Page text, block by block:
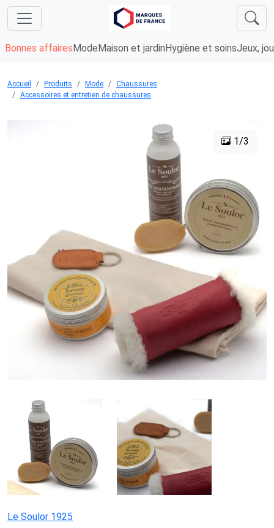
Bonnes affaires Mode Maison et jardin Hygiène et soinsJeux,
Accueil Produits Mode
Chaussures
Accessoires et entretien de chaussures
1/3
Le Soulor 1925